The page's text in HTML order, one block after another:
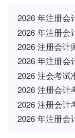
2026 年注册会
2026 年注册会
2026 注册会计
2026 年注册会
2026 注会考试
2026 注册会计
2026 注册会计
2026 年注册会